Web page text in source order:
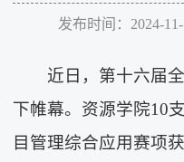
发布时间：2024-
近日，第十六届
下帷幕。资源学院10
目管理综合应用赛项